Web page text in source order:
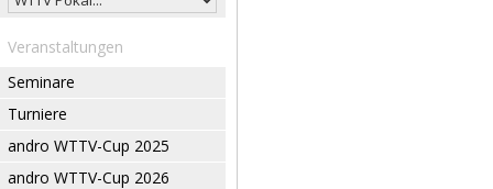
Veranstaltungen
Seminare
Turniere
andro WTTV-Cup 2025
andro WTTV-Cup 2026